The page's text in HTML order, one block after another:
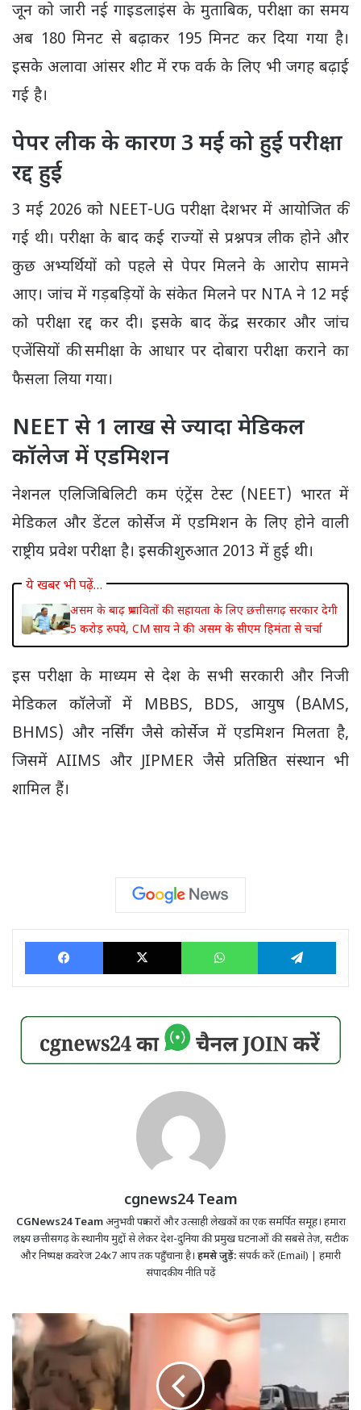
जून को जारी नई गाइडलाइंस के मुताबिक, परीक्षा का समय
अब 180 मिनट से बढ़ाकर 195 मिनट कर दिया गया है।
इसके अलावा आंसर शीट में रफ वर्क के लिए भी जगह बढ़ाई
गई है।
पेपर लीक के कारण 3 मई को हुई परीक्षा
रद्द हुई
3 मई 2026 को NEET-UG परीक्षा देशभर में आयोजित की
गई थी। परीक्षा के बाद कई राज्यों से प्रश्नपत्र लीक होने और
कुछ अभ्यर्थियों को पहले से पेपर मिलने के आरोप सामने
आए। जांच में गड़बड़ियों के संकेत मिलने पर NTA ने 12 मई
को परीक्षा रद्द कर दी। इसके बाद केंद्र सरकार और जांच
एजेंसियों की समीक्षा के आधार पर दोबारा परीक्षा कराने का
फैसला लिया गया।
NEET से 1 लाख से ज्यादा मेडिकल
कॉलेज में एडमिशन
नेशनल एलिजिबिलिटी कम एंट्रेंस टेस्ट (NEET) भारत में
मेडिकल और डेंटल कोर्सेज में एडमिशन के लिए होने वाली
राष्ट्रीय प्रवेश परीक्षा है। इसकी शुरुआत 2013 में हुई थी।
ये खबर भी पढ़ें…
असम के बाढ़ प्रभावितों की सहायता के लिए छत्तीसगढ़ सरकार देगी
5 करोड़ रुपये, CM साय ने की असम के सीएम हिमंता से चर्चा
इस परीक्षा के माध्यम से देश के सभी सरकारी और निजी
मेडिकल कॉलेजों में MBBS, BDS, आयुष (BAMS,
BHMS) और नर्सिंग जैसे कोर्सेज में एडमिशन मिलता है,
जिसमें AIIMS और JIPMER जैसे प्रतिष्ठित संस्थान भी
शामिल हैं।
Facebook X WhatsApp
cgnews24 Team
CGNews24 Teamअनुभवी पत्रकारों और उत्साही लेखकों का एक समर्पित समूह। हमारा
लक्ष्य छत्तीसगढ़ के स्थानीय मुद्दों से लेकर देश-दुनिया की प्रमुख घटनाओं की सबसे तेज़, सटीक
और निष्पक्ष कवरेज 24x7 आप तक पहुँचाना है। हमसे जुड़ें:संपर्क करें (Email) | हमारी
संपादकीय नीति पढ़ें
होटल
में
रंगरलियां
मना
रहे
थे